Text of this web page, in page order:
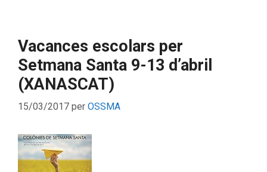
Vacances escolars per
Setmana Santa 9-13 d’abril
(XANASCAT)
15/03/2017 per OSSMA